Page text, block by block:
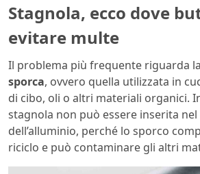
Stagnola, ecco dove
evitare multe
Il problema più frequente riguarda la
sporca, ovvero quella utilizzata in
di cibo, oli o altri materiali organici.
stagnola non può essere inserita
dell’alluminio, perché lo sporco
riciclo e può contaminare gli altri